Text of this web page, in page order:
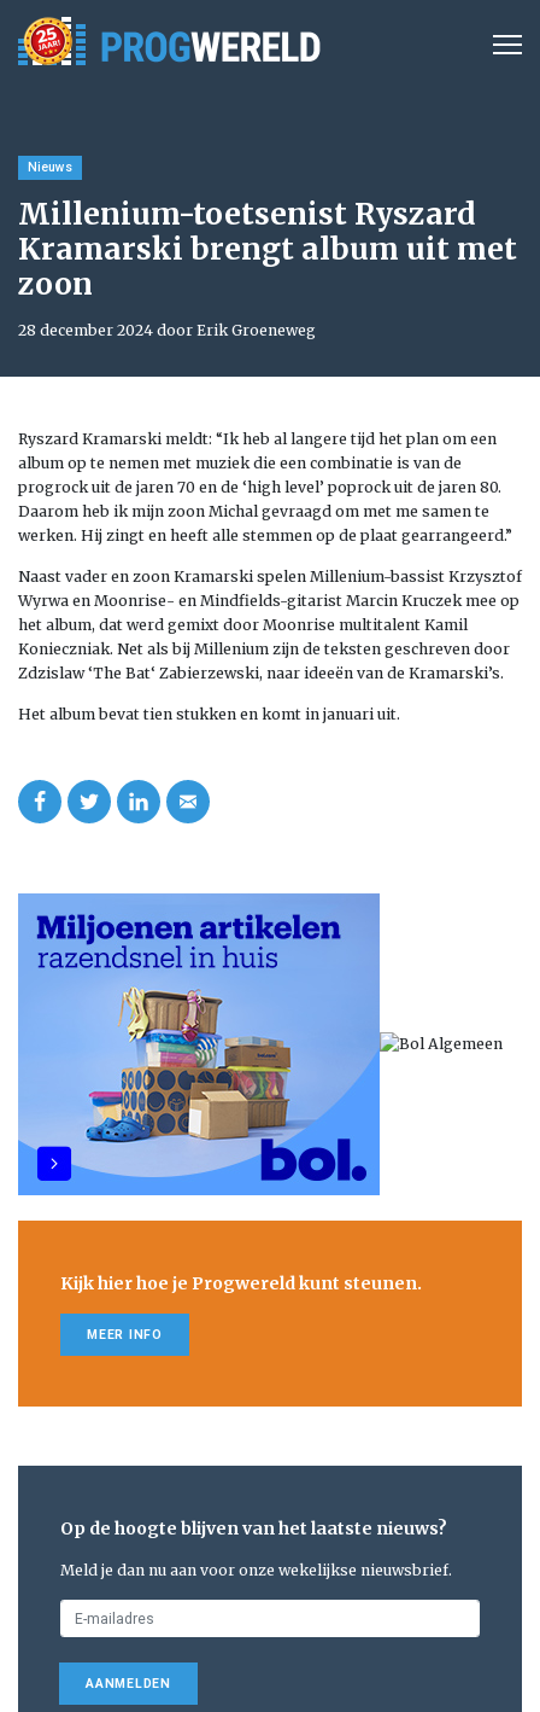
Nieuws
Millenium-toetsenist Ryszard
Kramarski brengt album uit met
zoon
28 december 2024 door Erik Groeneweg
Ryszard Kramarski meldt: “Ik heb al langere tijd het plan om een
album op te nemen met muziek die een combinatie is van de
progrock uit de jaren 70 en de ‘high level’ poprock uit de jaren 80.
Daarom heb ik mijn zoon Michal gevraagd om met me samen te
werken. Hij zingt en heeft alle stemmen op de plaat gearrangeerd.”
Naast vader en zoon Kramarski spelen Millenium-bassist Krzysztof
Wyrwa en Moonrise- en Mindfields-gitarist Marcin Kruczek mee op
het album, dat werd gemixt door Moonrise multitalent Kamil
Konieczniak. Net als bij Millenium zijn de teksten geschreven door
Zdzislaw ‘The Bat‘ Zabierzewski, naar ideeën van de Kramarski’s.
Het album bevat tien stukken en komt in januari uit.
Kijk hier hoe je Progwereld kunt steunen.
MEER INFO
Op de hoogte blijven van het laatste nieuws?
Meld je dan nu aan voor onze wekelijkse nieuwsbrief.
AANMELDEN